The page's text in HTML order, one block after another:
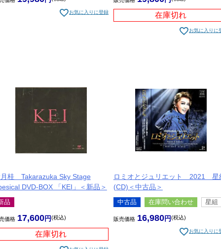
お気に入りに登録 在庫切れ
お気に入りに
桂 Takarazuka Sky Stage
DVD-BOX 「KEI」＜新品＞
品
価格 17,600 税込
在庫切れ
ロミオとジュリエット 2021 星
(CD)＜中古品＞
中古品 在庫問い合わせ 星組
販売価格 16,980 税込
お気に入りに